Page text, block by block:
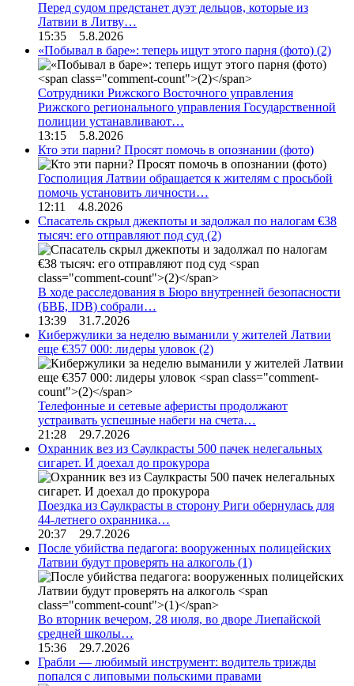
Перед судом предстанет дуэт дельцов, которые из
Латвии в Литву…
15:35 5.8.2026
«Побывал в баре»: теперь ищут этого парня (фото) (2)
Сотрудники Рижского Восточного управления
Рижского регионального управления Государственной
полиции устанавливают…
13:15 5.8.2026
Кто эти парни? Просят помочь в опознании (фото)
Госполиция Латвии обращается к жителям с просьбой
помочь установить личности…
12:11 4.8.2026
Спасатель скрыл джекпоты и задолжал по налогам €38
тысяч: его отправляют под суд (2)
В ходе расследования в Бюро внутренней безопасности
(БВБ, IDB) собрали…
13:39 31.7.2026
Кибержулики за неделю выманили у жителей Латвии
еще €357 000: лидеры уловок (2)
Телефонные и сетевые аферисты продолжают
устраивать успешные набеги на счета…
21:28 29.7.2026
Охранник вез из Саулкрасты 500 пачек нелегальных
сигарет. И доехал до прокурора
Поездка из Саулкрасты в сторону Риги обернулась для
44-летнего охранника…
20:37 29.7.2026
После убийства педагога: вооруженных полицейских
Латвии будут проверять на алкоголь (1)
Во вторник вечером, 28 июля, во дворе Лиепайской
средней школы…
15:36 29.7.2026
Грабли — любимый инструмент: водитель трижды
попался с липовыми польскими правами